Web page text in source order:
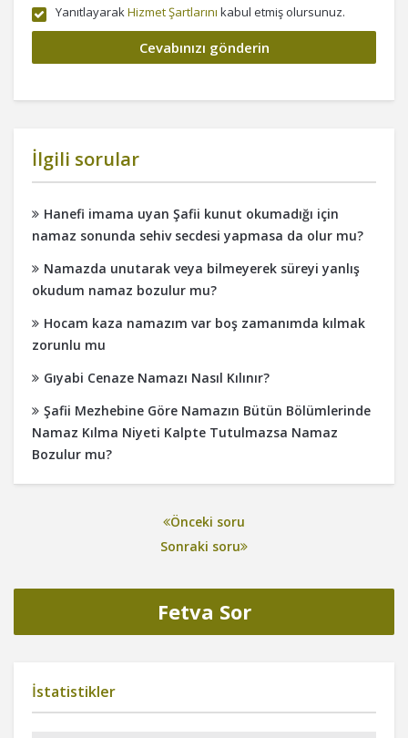
YanıtlayarakHizmet Şartlarını kabul etmiş olursunuz.
İlgili sorular
Hanefi imama uyan Şafii kunut okumadığı için
namaz sonunda sehiv secdesi yapmasa da olur mu?
Namazda unutarak veya bilmeyerek süreyi yanlış
okudum namaz bozulur mu?
Hocam kaza namazım var boş zamanımda kılmak
zorunlu mu
Gıyabi Cenaze Namazı Nasıl Kılınır?
Şafii Mezhebine Göre Namazın Bütün Bölümlerinde
Namaz Kılma Niyeti Kalpte Tutulmazsa Namaz
Bozulur mu?
Önceki soru
Sonraki soru
Fetva Sor
İstatistikler